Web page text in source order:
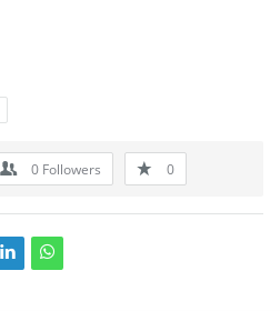
0 Followers 0